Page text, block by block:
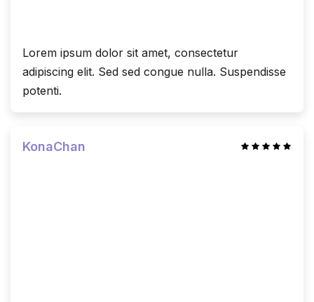
Lorem ipsum dolor sit amet, consectetur
adipiscing elit. Sed sed congue nulla. Suspendisse
potenti.
KonaChan